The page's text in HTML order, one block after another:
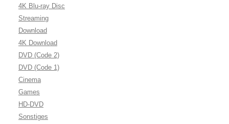
4K Blu-ray Disc
Streaming
Download
4K Download
DVD (Code 2)
DVD (Code 1)
Cinema
Games
HD-DVD
Sonstiges